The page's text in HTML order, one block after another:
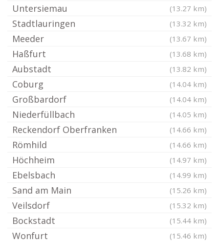
Untersiemau (13.27 km)
Stadtlauringen (13.32 km)
Meeder (13.67 km)
Haßfurt (13.68 km)
Aubstadt (13.82 km)
Coburg (14.04 km)
Großbardorf (14.04 km)
Niederfüllbach (14.05 km)
Reckendorf Oberfranken (14.66 km)
Römhild (14.66 km)
Höchheim (14.97 km)
Ebelsbach (14.99 km)
Sand am Main (15.26 km)
Veilsdorf (15.32 km)
Bockstadt (15.44 km)
Wonfurt (15.46 km)